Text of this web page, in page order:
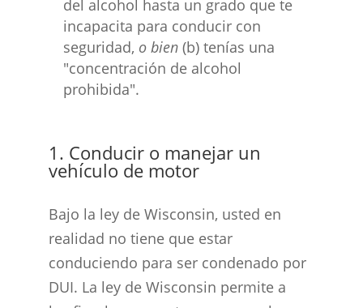
del alcohol hasta un grado que te
incapacita para conducir con
seguridad, o bien(b) tenías una
"concentración de alcohol
prohibida".
1. Conducir o manejar un
vehículo de motor
Bajo la ley de Wisconsin, usted en
realidad no tiene que estar
conduciendo para ser condenado por
DUI. La ley de Wisconsin permite a